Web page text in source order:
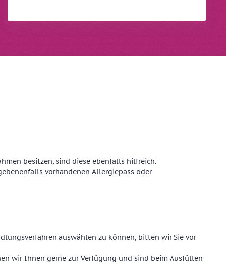
besitzen, sind diese ebenfalls hilfreich.
vorhandenen Allergiepass oder
auswählen zu können, bitten wir Sie vor
wir Ihnen gerne zur Verfügung und sind beim Ausfüllen